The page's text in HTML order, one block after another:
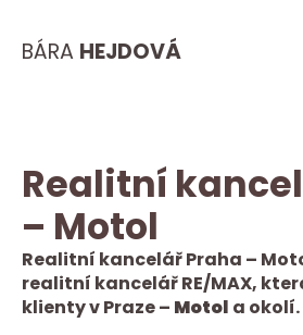
BÁRA HEJDOVÁ
Realitní
– Motol
Realitní kancelář Praha –
realitní kancelář RE/MAX,
klienty v Praze – Motol a okolí.